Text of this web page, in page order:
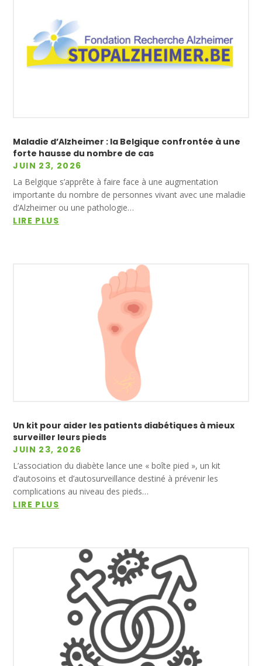
Maladie d’Alzheimer : la Belgique confrontée à une
forte hausse du nombre de cas
JUIN 23, 2026
La Belgique s’apprête à faire face à une augmentation
importante du nombre de personnes vivant avec une maladie
d’Alzheimer ou une pathologie…
LIRE PLUS
Un kit pour aider les patients diabétiques à mieux
surveiller leurs pieds
JUIN 23, 2026
L’association du diabète lance une « boîte pied », un kit
d’autosoins et d’autosurveillance destiné à prévenir les
complications au niveau des pieds…
LIRE PLUS